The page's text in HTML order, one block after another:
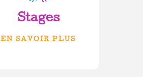
Stages
EN SAVOIR PLUS